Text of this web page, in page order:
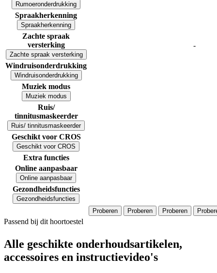
Rumoeronderdrukking
Spraakherkenning
Spraakherkenning
Zachte spraak
versterking
Zachte spraak versterking
-
Windruisonderdrukking
Windruisonderdrukking
Muziek modus
Muziek modus
Ruis/
tinnitusmaskeerder
Ruis/ tinnitusmaskeerder
Geschikt voor CROS
Geschikt voor CROS
Extra functies
Online aanpasbaar
Online aanpasbaar
Gezondheidsfuncties
Gezondheidsfuncties
Proberen
Proberen Proberen
Passend bij dit hoortoestel
Alle geschikte onderhoudsartikelen,
accessoires en instructievideo's